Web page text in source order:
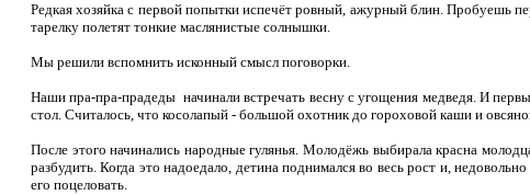
Редкая хозяйка с первой попытки испечёт ровный, ажурный блин. Пробуешь
тарелку полетят тонкие маслянистые солнышки.
Мы решили вспомнить исконный смысл поговорки.
Наши пра-пра-прадеды начинали встречать весну с угощения медведя. И
стол. Считалось, что косолапый - большой охотник до гороховой каши и
После этого начинались народные гулянья. Молодёжь выбирала красна
разбудить. Когда это надоедало, детина поднимался во весь рост и,
его поцеловать.